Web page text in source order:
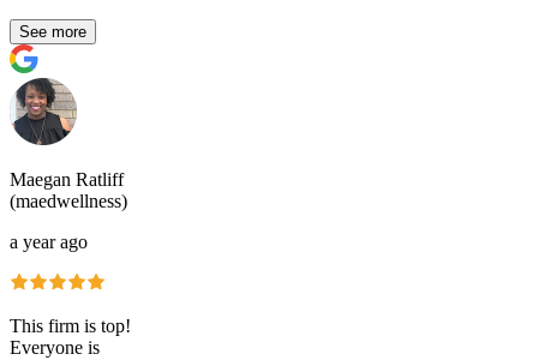
See more
Maegan Ratliff
(maedwellness)
a year ago
This firm is top!
Everyone is